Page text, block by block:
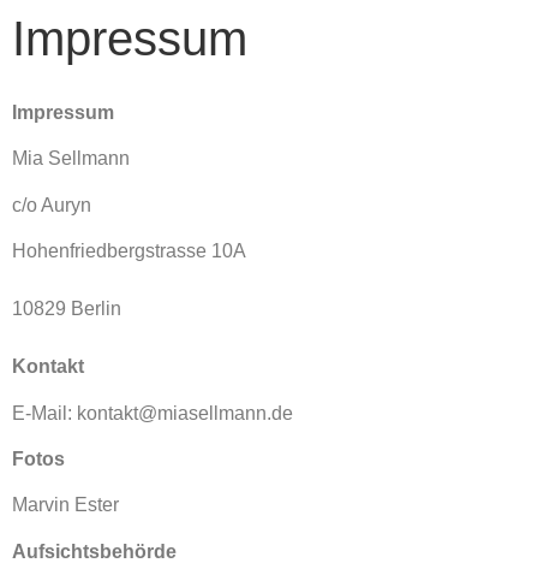
Impressum
Impressum
Mia Sellmann
c/o Auryn
Hohenfriedbergstrasse 10A
10829 Berlin
Kontakt
E-Mail: kontakt@miasellmann.de
Fotos
Marvin Ester
Aufsichtsbehörde